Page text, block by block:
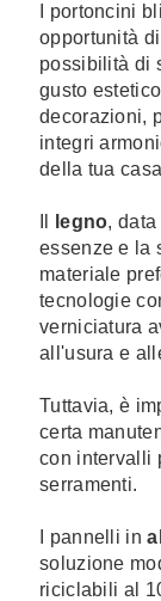
I portoncini
opportunità
possibilità di
gusto
decorazioni,
integri
della tua
legno,
essenze e la
materiale
tecnologie
verniciatura
all'usura e
Tuttavia, è
certa
con intervalli
serramenti.
I pannelli in
soluzione
riciclabili al